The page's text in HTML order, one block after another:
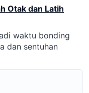
Otak dan Latih
waktu bonding
dan sentuhan